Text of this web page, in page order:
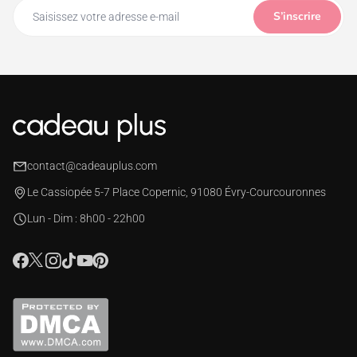
S’inscrire
contact@cadeauplus.com
Le Cassiopée 5-7 Place Copernic, 91080 Évry-Courcouronnes
Lun - Dim : 8h00 - 22h00